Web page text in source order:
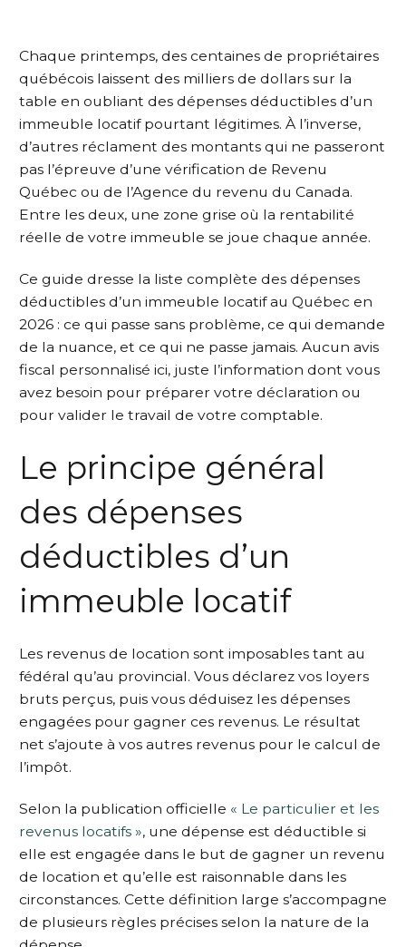
Chaque printemps, des centaines de propriétaires
québécois laissent des milliers de dollars sur la
table en oubliant des dépenses déductibles d’un
immeuble locatif pourtant légitimes. À l’inverse,
d’autres réclament des montants qui ne passeront
pas l’épreuve d’une vérification de Revenu
Québec ou de l’Agence du revenu du Canada.
Entre les deux, une zone grise où la rentabilité
réelle de votre immeuble se joue chaque année.
Ce guide dresse la liste complète des dépenses
déductibles d’un immeuble locatif au Québec en
2026 : ce qui passe sans problème, ce qui demande
de la nuance, et ce qui ne passe jamais. Aucun avis
fiscal personnalisé ici, juste l’information dont vous
avez besoin pour préparer votre déclaration ou
pour valider le travail de votre comptable.
Le principe général
des dépenses
déductibles d’un
immeuble locatif
Les revenus de location sont imposables tant au
fédéral qu’au provincial. Vous déclarez vos loyers
bruts perçus, puis vous déduisez les dépenses
engagées pour gagner ces revenus. Le résultat
net s’ajoute à vos autres revenus pour le calcul de
l’impôt.
Selon la publication officielle « Le particulier et les
revenus locatifs », une dépense est déductible si
elle est engagée dans le but de gagner un revenu
de location et qu’elle est raisonnable dans les
circonstances. Cette définition large s’accompagne
de plusieurs règles précises selon la nature de la